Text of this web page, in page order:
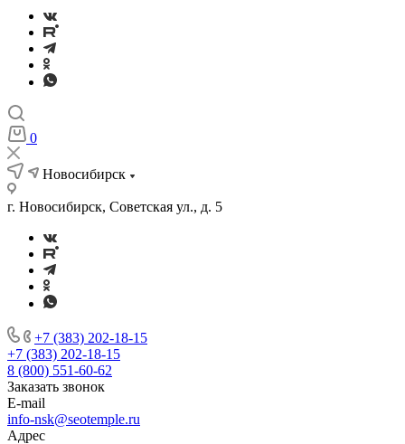
0
Новосибирск
г. Новосибирск, Советская ул., д. 5
+7 (383) 202-18-15
+7 (383) 202-18-15
8 (800) 551-60-62
Заказать звонок
E-mail
info-nsk@seotemple.ru
Адрес